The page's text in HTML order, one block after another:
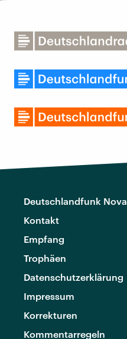
Deutschlandfunk Nova
Kontakt
Empfang
Trophäen
Datenschutzerklärung
Impressum
Korrekturen
Kommentarregeln